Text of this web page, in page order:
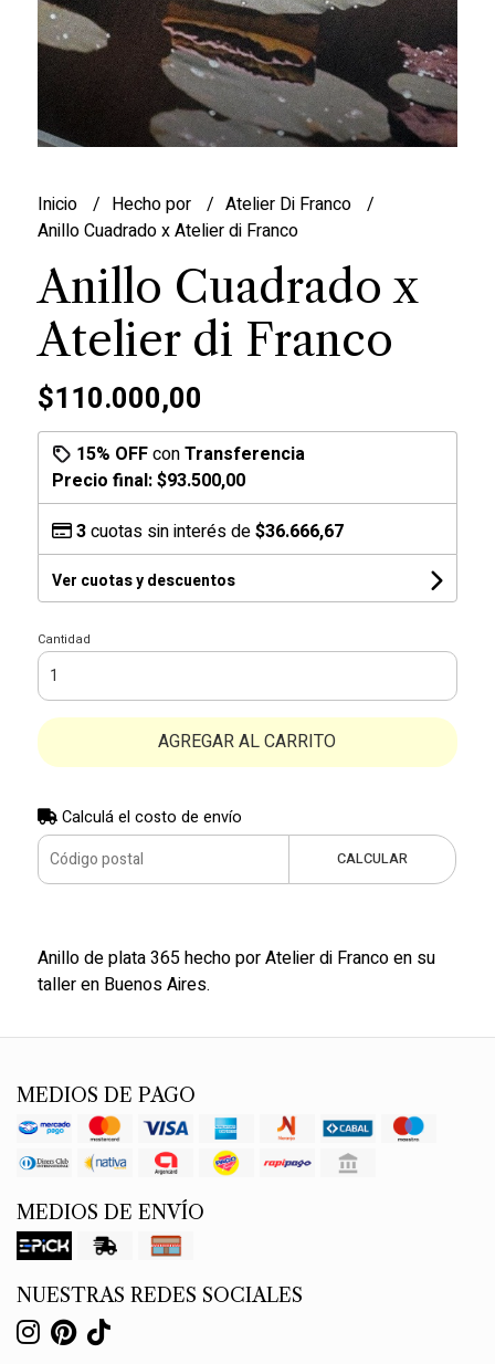
Inicio Hecho por
Atelier Di Franco
Anillo Cuadrado x Atelier di Franco
Anillo Cuadrado x
Atelier di Franco
$110.000,00
15% OFFconTransferencia
Precio final:$93.500,00
3cuotas sin interés de$36.666,67
Ver cuotas y descuentos
Cantidad
AGREGAR AL CARRITO
Calculá el costo de envío
CALCULAR
Anillo de plata 365 hecho por Atelier di Franco en su
taller en Buenos Aires.
MEDIOS DE PAGO
MEDIOS DE ENVÍO
NUESTRAS REDES SOCIALES